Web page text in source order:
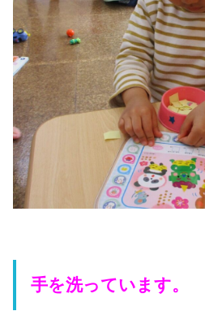
手を洗っています。